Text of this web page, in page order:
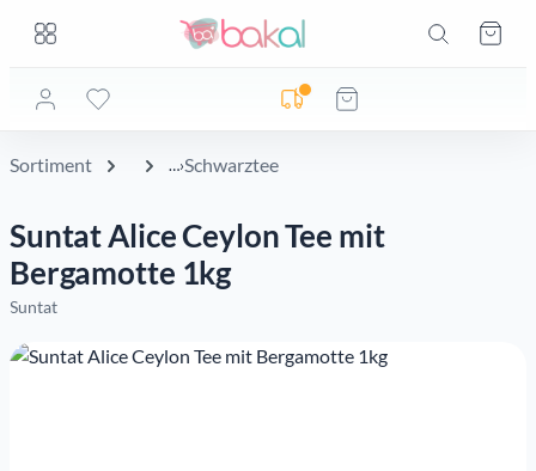
Zum Hauptinhalt springen
Lieferadresse noch nicht geprüft
Sortiment Schwarztee
Suntat Alice Ceylon Tee mit
Bergamotte 1kg
Suntat
Bildergalerie überspringen